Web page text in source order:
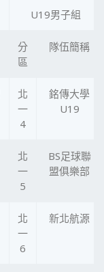
U19男子組
分
區
隊伍簡稱
北
一
4
銘傳大學
U19
北
一
5
BS足球聯
盟俱樂部
北
一
6
新北航源